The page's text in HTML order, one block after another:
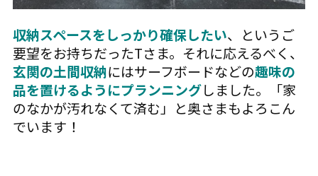
収納スペースをしっかり確保したい、というご
要望をお持ちだったTさま。それに応えるべく、
玄関の土間収納にはサーフボードなどの趣味の
品を置けるようにプランニングしました。「家
のなかが汚れなくて済む」と奥さまもよろこん
でいます！